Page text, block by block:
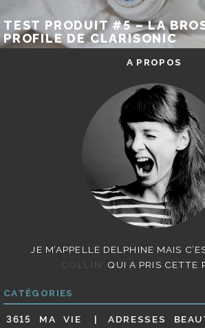
TEST PRODUIT #5 – LA
PROFILE DE CLARISONIC
A PROPOS
JE M’APPELLE DELPHINE MAIS
COLLIN
QUI A PRIS CETTE
CATÉGORIES
3615 MA VIE ADRESSES